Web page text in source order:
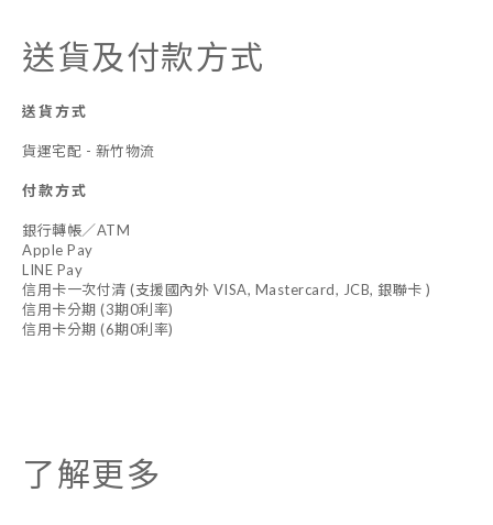
送貨及付款方式
送貨方式
貨運宅配 - 新竹物流
付款方式
銀行轉帳／ATM
Apple Pay
LINE Pay
信用卡一次付清 (支援國內外 VISA, Mastercard, JCB, 銀聯卡 )
信用卡分期 (3期0利率)
信用卡分期 (6期0利率)
了解更多